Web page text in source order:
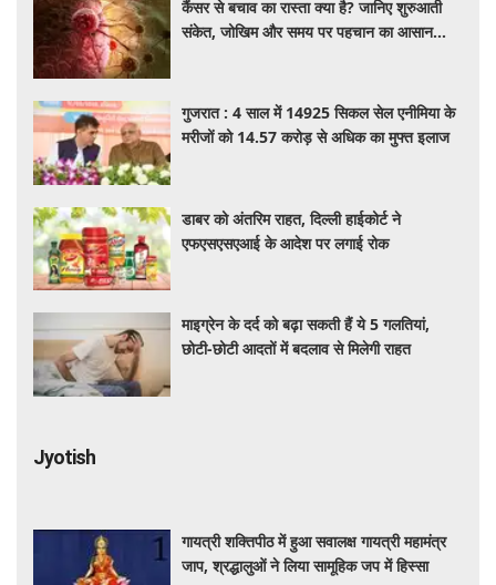
कैंसर से बचाव का रास्ता क्या है? जानिए शुरुआती
संकेत, जोखिम और समय पर पहचान का आसान
गुजरात : 4 साल में 14925 सिकल सेल एनीमिया के
मरीजों को 14.57 करोड़ से अधिक का मुफ्त इलाज
डाबर को अंतरिम राहत, दिल्ली हाईकोर्ट ने
एफएसएसएआई के आदेश पर लगाई रोक
माइग्रेन के दर्द को बढ़ा सकती हैं ये 5 गलतियां,
छोटी-छोटी आदतों में बदलाव से मिलेगी राहत
Jyotish
गायत्री शक्तिपीठ में हुआ सवालक्ष गायत्री महामंत्र
जाप, श्रद्धालुओं ने लिया सामूहिक जप में हिस्सा